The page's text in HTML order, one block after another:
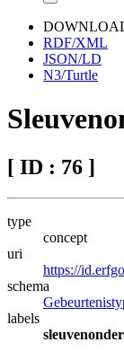
RDF/XML
JSON/LD
N3/Turtle
[ ID : 76 ]
type
concept
uri
https://
schema
labels